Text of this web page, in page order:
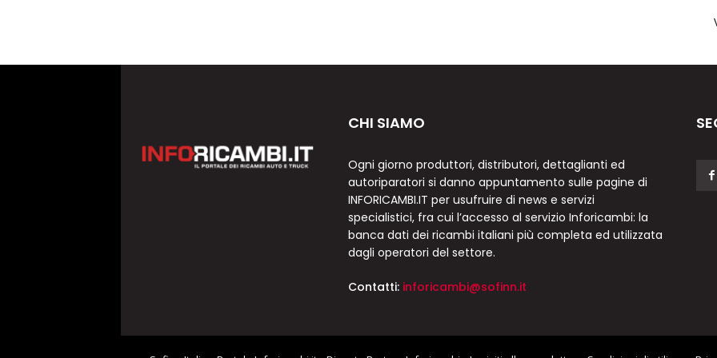
CHI SIAMO
Ogni giorno produttori, distributori, dettaglianti ed
autoriparatori si danno appuntamento sulle pagine di
INFORICAMBI.IT per usufruire di news e servizi
specialistici, fra cui l’accesso al servizio Inforicambi: la
banca dati dei ricambi italiani più completa ed utilizzata
dagli operatori del settore.
Contatti: inforicambi@sofinn.it